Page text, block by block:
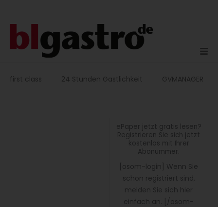
first class 24 Stunden Gastlichkeit GVMANAGER
ePaper jetzt gratis lesen?
Registrieren Sie sich jetzt
kostenlos mit Ihrer
Abonummer.
[osom-login] Wenn Sie
schon registriert sind,
melden Sie sich hier
einfach an. [/osom-